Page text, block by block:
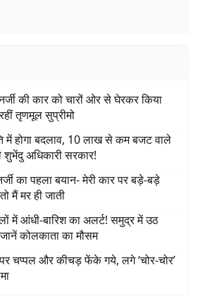
की कार को चारों ओर से घेरकर किया
तृणमूल सुप्रीमो
में होगा बदलाव, 10 लाख से कम बजट वाले
शुभेंदु अधिकारी सरकार!
का पहला बयान- मेरी कार पर बड़े-बड़े
मैं मर ही जाती
में आंधी-बारिश का अलर्ट! समुद्र में उठ
कोलकाता का मौसम
पर चप्पल और कीचड़ फेंके गये, लगे ‘चोर-चोर’